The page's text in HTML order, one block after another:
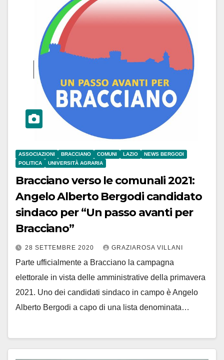
ASSOCIAZIONI BRACCIANO COMUNI LAZIO
NEWS BERGODI
POLITICA
UNIVERSITÀ AGRARIA
Bracciano verso le comunali 2021:
Angelo Alberto Bergodi candidato
sindaco per “Un passo avanti per
Bracciano”
28 SETTEMBRE 2020 GRAZIAROSA VILLANI
Parte ufficialmente a Bracciano la campagna
elettorale in vista delle amministrative della primavera
2021. Uno dei candidati sindaco in campo è Angelo
Alberto Bergodi a capo di una lista denominata…